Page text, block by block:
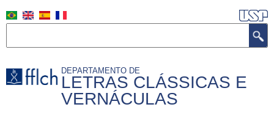
to
DEPARTAMENTO DE
LETRAS CLÁSSICAS E
VERNÁCULAS